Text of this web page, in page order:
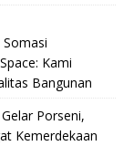
Kami
Bangunan
Porseni,
Kemerdekaan